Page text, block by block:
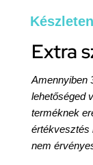
Készleten
Extra
Amennyiben
lehetőséged
terméknek
értékvesztés
nem